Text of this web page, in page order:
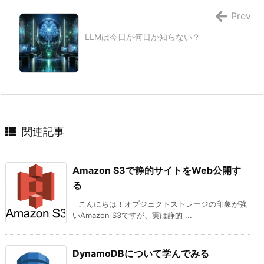
LLMは今日が何日か知らない？
Prev
関連記事
Amazon S3で静的サイトをWeb公開す
る
こんにちは！オブジェクトストレージの印象が強
いAmazon S3ですが、実は静的 ...
DynamoDBについて学んでみる